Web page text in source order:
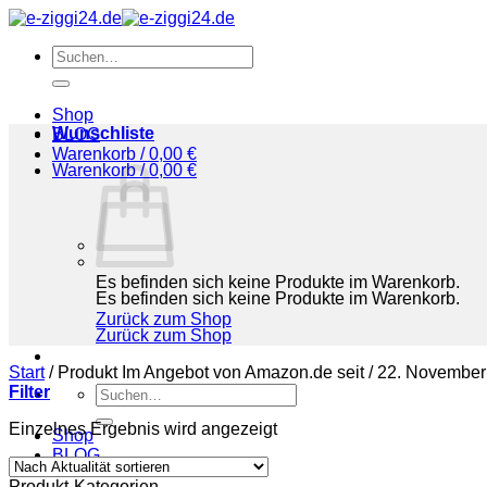
Zum
springenSuchen
nach:
Shop
BLOG
Warenkorb /0,00 €
Es befinden sich keine Produkte im Warenkorb.
Zurück zum Shop
Suchen
nach:
Shop
BLOG
Wunschliste
Warenkorb /0,00 €
Es befinden sich keine Produkte im Warenkorb.
Zurück zum Shop
Start /Produkt Im Angebot von Amazon.de seit/22.
Filter
Einzelnes Ergebnis wird angezeigt